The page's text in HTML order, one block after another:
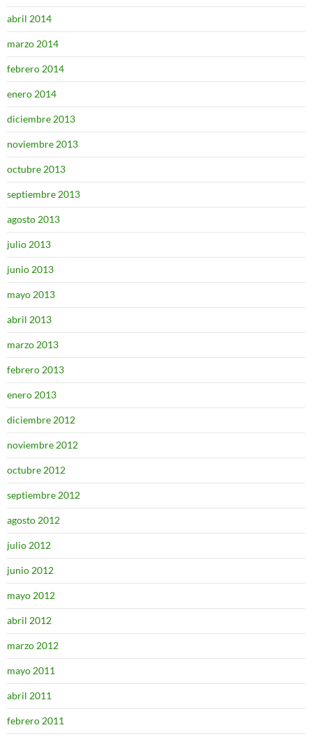
abril 2014
marzo 2014
febrero 2014
enero 2014
diciembre 2013
noviembre 2013
octubre 2013
septiembre 2013
agosto 2013
julio 2013
junio 2013
mayo 2013
abril 2013
marzo 2013
febrero 2013
enero 2013
diciembre 2012
noviembre 2012
octubre 2012
septiembre 2012
agosto 2012
julio 2012
junio 2012
mayo 2012
abril 2012
marzo 2012
mayo 2011
abril 2011
febrero 2011